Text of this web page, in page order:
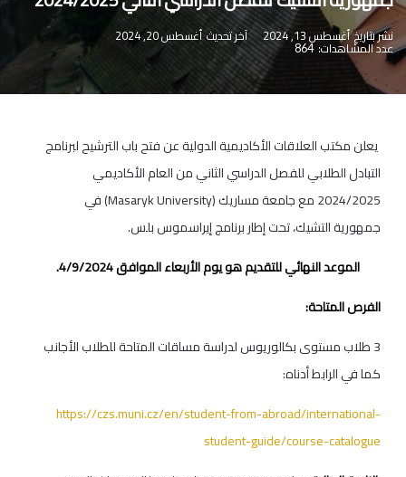
نشر بتاريخ أغسطس 13, 2024 آخر تحديث أغسطس 20, 2024
عدد المشاهدات: 864
يعلن مكتب العلاقات الأكاديمية الدولية عن فتح باب الترشيح لبرنامج
التبادل الطلابي للفصل الدراسي الثاني من العام الأكاديمي
2024/2025 مع جامعة مساريك (Masaryk University) في
جمهورية التشيك، تحت إطار برنامج إيراسموس بلس.
الموعد النهائي للتقديم هو يوم الأربعاء الموافق 4/9/2024.
الفرص المتاحة:
3 طلاب مستوى بكالوريوس لدراسة مساقات المتاحة للطلاب الأجانب
كما في الرابط أدناه:
https://czs.muni.cz/en/student-from-abroad/international-
student-guide/course-catalogue